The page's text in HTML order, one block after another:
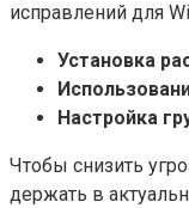
исправлений для
Установка
Настройка
Чтобы снизить
держать в